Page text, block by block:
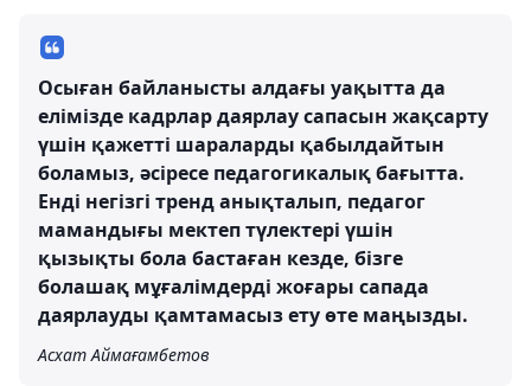
Осыған байланысты алдағы уақытта да
елімізде кадрлар даярлау сапасын жақсарту
үшін қажетті шараларды қабылдайтын
боламыз, әсіресе педагогикалық бағытта.
Енді негізгі тренд анықталып, педагог
мамандығы мектеп түлектері үшін
қызықты бола бастаған кезде, бізге
болашақ мұғалімдерді жоғары сапада
даярлауды қамтамасыз ету өте маңызды.
Асхат Аймағамбетов